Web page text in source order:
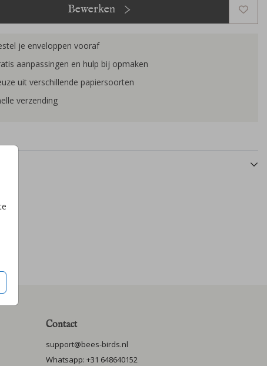
Bewerken
je enveloppen vooraf
aanpassingen en hulp bij opmaken
uit verschillende papiersoorten
verzending
Contact
support@bees-birds.nl
Whatsapp: +31 648640152